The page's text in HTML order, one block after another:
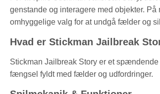
genstande og interagere med objekter.
omhyggelige valg for at undgå fælder og
Hvad er Stickman Jailbreak
Stickman Jailbreak Story er et
fængsel fyldt med fælder og udfordringer.